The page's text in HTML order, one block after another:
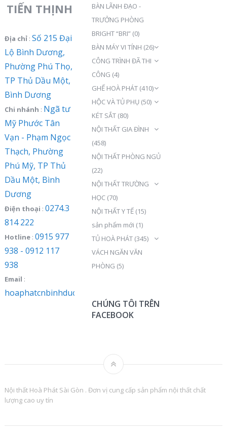
TIẾN THỊNH
Địa chỉ: Số 215 Đại
Lộ Bình Dương,
Phường Phú Thọ,
TP Thủ Dầu Một,
Bình Dương
Chi nhánh : Ngã tư
Mỹ Phước Tân
Vạn - Phạm Ngọc
Thạch, Phường
Phú Mỹ, TP Thủ
Dầu Một, Bình
Dương
Điện thoại : 0274.3
814 222
Hotline: 0915 977
938 - 0912 117
938
Email :
hoaphatcnbinhduong@gmail.com
BÀN LÃNH ĐẠO -
TRƯỞNG PHÒNG
BRIGHT “BRI” (0)
BÀN MÁY VI TÍNH (26)
CÔNG TRÌNH ĐÃ THI
CÔNG (4)
GHẾ HOÀ PHÁT (410)
HỘC VÀ TỦ PHỤ (50)
KÉT SẮT (80)
NỘI THẤT GIA ĐÌNH
(458)
NỘI THẤT PHÒNG NGỦ
(22)
NỘI THẤT TRƯỜNG
HỌC (70)
NỘI THẤT Y TẾ (15)
sản phẩm mới (1)
TỦ HOÀ PHÁT (345)
VÁCH NGĂN VĂN
PHÒNG (5)
CHÚNG TÔI TRÊN
FACEBOOK
Nội thất Hoà Phát Sài Gòn . Đơn vị cung cấp sản phẩm nội thất chất
lượng cao uy tín